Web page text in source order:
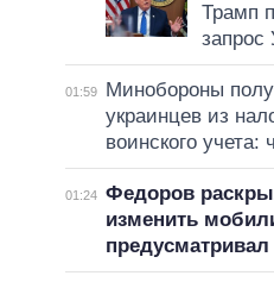
Трамп
запрос
01:59
Минобороны
украинцев из
воинского учета:
01:24 Федоров
изменить
предусматривал